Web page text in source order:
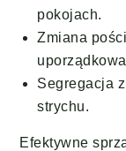
pokojach.
Zmiana
Segregacja
strychu.
Efektywne